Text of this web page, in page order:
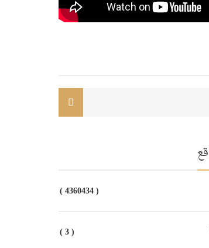
( 4360434 )
( 3 )